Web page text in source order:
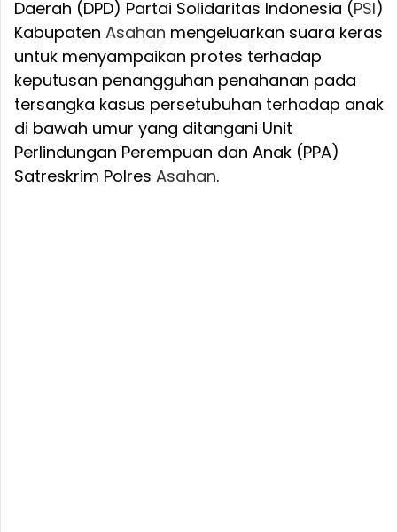
Daerah (DPD) Partai Solidaritas Indonesia (PSI)
Kabupaten Asahan mengeluarkan suara keras
untuk menyampaikan protes terhadap
keputusan penangguhan penahanan pada
tersangka kasus persetubuhan terhadap anak
di bawah umur yang ditangani Unit
Perlindungan Perempuan dan Anak (PPA)
Satreskrim Polres Asahan.